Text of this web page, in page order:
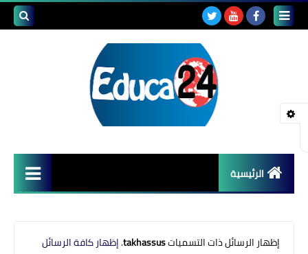
الرئيسية
قضايا تربوية
‏إظهار الرسائل ذات التسمياتtakhassus
.إظهار كافة الرسائل